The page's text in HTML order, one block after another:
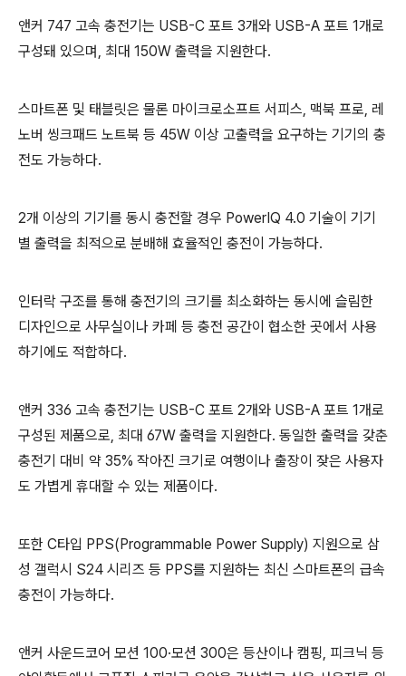
앤커 747 고속 충전기는 USB-C 포트 3개와 USB-A 포트 1개로
구성돼 있으며, 최대 150W 출력을 지원한다.
스마트폰 및 태블릿은 물론 마이크로소프트 서피스, 맥북 프로, 레
노버 씽크패드 노트북 등 45W 이상 고출력을 요구하는 기기의 충
전도 가능하다.
2개 이상의 기기를 동시 충전할 경우 PowerIQ 4.0 기술이 기기
별 출력을 최적으로 분배해 효율적인 충전이 가능하다.
인터락 구조를 통해 충전기의 크기를 최소화하는 동시에 슬림한
디자인으로 사무실이나 카페 등 충전 공간이 협소한 곳에서 사용
하기에도 적합하다.
앤커 336 고속 충전기는 USB-C 포트 2개와 USB-A 포트 1개로
구성된 제품으로, 최대 67W 출력을 지원한다. 동일한 출력을 갖춘
충전기 대비 약 35% 작아진 크기로 여행이나 출장이 잦은 사용자
도 가볍게 휴대할 수 있는 제품이다.
또한 C타입 PPS(Programmable Power Supply) 지원으로 삼
성 갤럭시 S24 시리즈 등 PPS를 지원하는 최신 스마트폰의 급속
충전이 가능하다.
앤커 사운드코어 모션 100·모션 300은 등산이나 캠핑, 피크닉 등